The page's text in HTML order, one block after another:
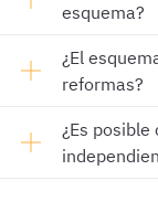
esquema?
¿El
reformas?
¿Es